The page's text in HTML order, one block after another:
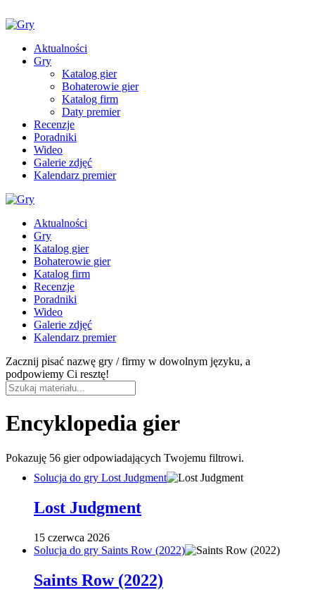
Aktualności
Gry
Katalog gier
Bohaterowie gier
Katalog firm
Daty premier
Recenzje
Poradniki
Wideo
Galerie zdjęć
Kalendarz premier
Aktualności
Gry
Katalog gier
Bohaterowie gier
Katalog firm
Recenzje
Poradniki
Wideo
Galerie zdjęć
Kalendarz premier
Zacznij pisać nazwę gry / firmy w dowolnym języku, a
podpowiemy Ci resztę!
Encyklopedia gier
Pokazuję 56 gierodpowiadających Twojemu filtrowi.
Solucja do gry Lost Judgment
Lost Judgment
15 czerwca 2026
Solucja do gry Saints Row (2022)
Saints Row (2022)